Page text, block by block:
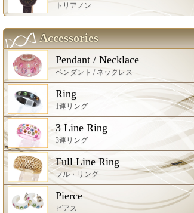
トリアノン
Accessories
Pendant / Necklace
ペンダント / ネックレス
Ring
1連リング
3 Line Ring
3連リング
Full Line Ring
フル・リング
Pierce
ピアス